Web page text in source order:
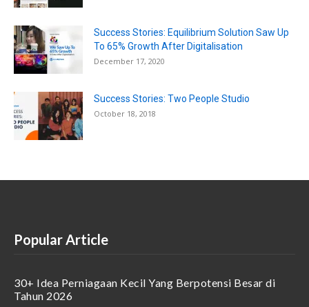
Success Stories: Equilibrium Solution Saw Up
To 65% Growth After Digitalisation
December 17, 2020
Success Stories: Two People Studio
October 18, 2018
Popular Article
30+ Idea Perniagaan Kecil Yang Berpotensi Besar di
Tahun 2026